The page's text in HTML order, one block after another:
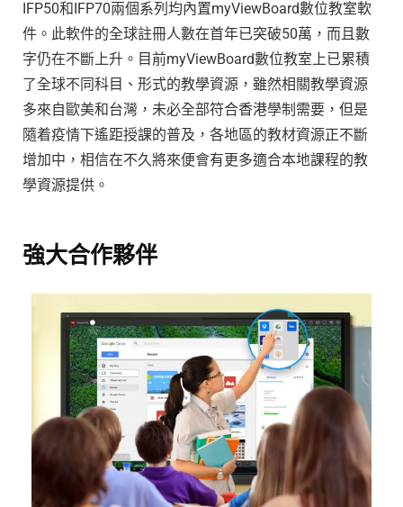
IFP50和IFP70兩個系列均內置myViewBoard數位教室軟
件。此軟件的全球註冊人數在首年已突破50萬，而且數
字仍在不斷上升。目前myViewBoard數位教室上已累積
了全球不同科目、形式的教學資源，雖然相關教學資源
多來自歐美和台灣，未必全部符合香港學制需要，但是
隨着疫情下遙距授課的普及，各地區的教材資源正不斷
增加中，相信在不久將來便會有更多適合本地課程的教
學資源提供。
強大合作夥伴